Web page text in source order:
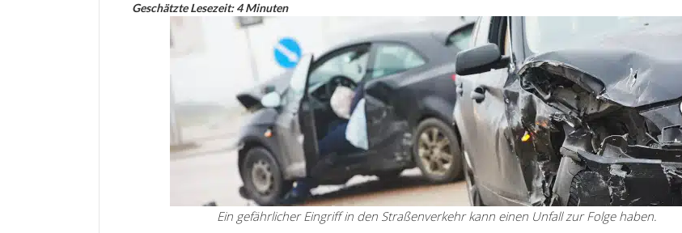
Geschätzte Lesezeit:4 Minuten
Ein gefährlicher Eingriff in den Straßenverkehr kann einen Unfall zur Folge haben.